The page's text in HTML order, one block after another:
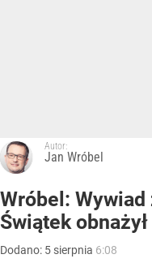
Autor:
Jan Wróbel
Wróbel: Wywiad
Świątek
Dodano: 5 sierpnia 6:08